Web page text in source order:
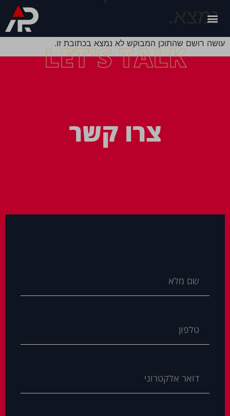
נמצא.
עושה רושם שהתוכן המבוקש לא נמצא בכתובת זו.
LET'S TALK
צרו קשר